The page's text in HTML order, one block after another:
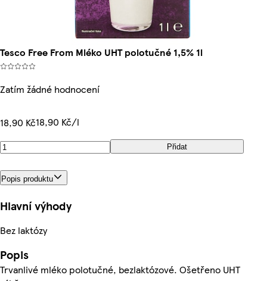
Tesco Free From Mléko UHT polotučné 1,5% 1l
Zatím žádné hodnocení
18,90 Kč18,90 Kč/l
Přidat
Popis produktu
Hlavní výhody
Bez laktózy
Popis
Trvanlivé mléko polotučné, bezlaktózové. Ošetřeno UHT